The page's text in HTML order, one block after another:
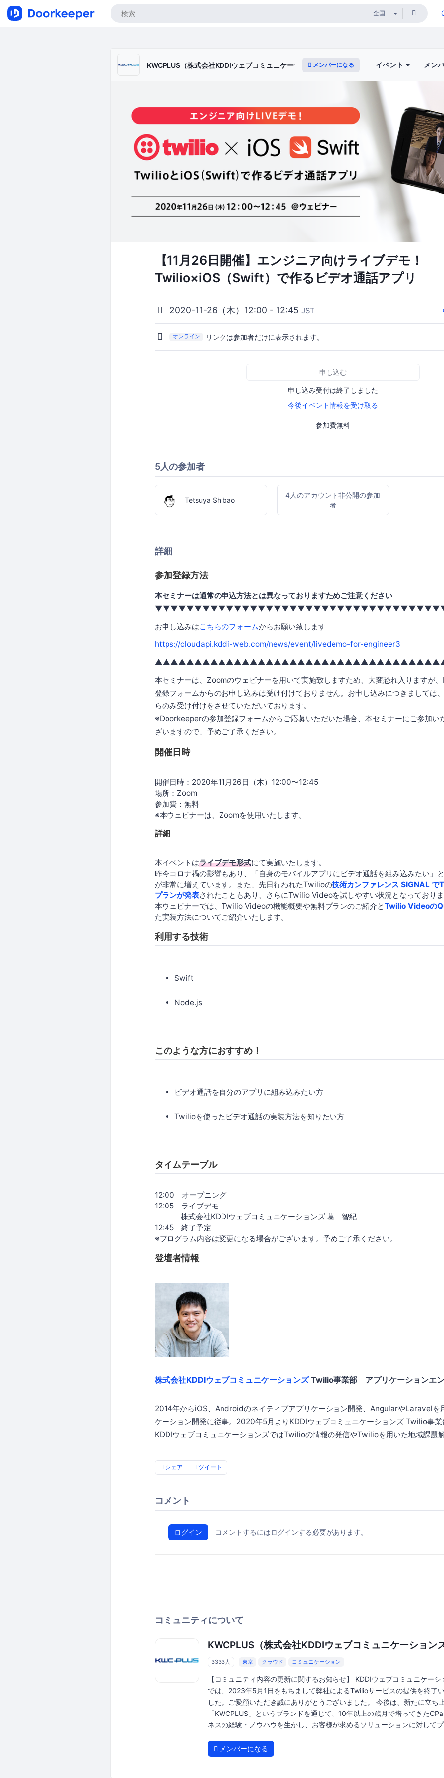
KWCPLUS（株式会社KDDIウェブコミュニケーションズ）メンバーになる イベント メン
【11月26日開催】エンジニア向けライブデモ！
Twilio×iOS（Swift）で作るビデオ通話アプリ
2020-11-26（木）12:00 - 12:45 JST
オンライン リンクは参加者だけに表示されます。
申し込む
申し込み受付は終了しました
今後イベント情報を受け取る
参加費無料
5人の参加者
Tetsuya Shibao
4人のアカウント非公開の参加
者
詳細
参加登録方法
本セミナーは通常の申込方法とは異なっておりますためご注意ください
お申し込みはこちらのフォームからお願い致します
https://cloudapi.kddi-web.com/news/event/livedemo-for-engineer3
本セミナーは、Zoomのウェビナーを用いて実施致しますため、大変恐れ入りますが
登録フォームからのお申し込みは受け付けておりません。お申し込みにつきましては、
らのみ受け付けをさせていただいております。
※Doorkeeperの参加登録フォームからご応募いただいた場合、本セミナーにご参加い
ざいますので、予めご了承ください。
開催日時
開催日時：2020年11月26日（木）12:00〜12:45
場所：Zoom
参加費：無料
※本ウェビナーは、Zoomを使用いたします。
詳細
本イベントはライブデモ形式にて実施いたします。
昨今コロナ禍の影響もあり、「自身のモバイルアプリにビデオ通話を組み込みたい」
が非常に増えています。また、先日行われたTwilioの技術カンファレンス SIGNAL
プランが発表されたこともあり、さらにTwilio Videoを試しやすい状況となっておりま
本ウェビナーでは、Twilio Videoの機能概要や無料プランのご紹介とTwilio Videoの
た実装方法についてご紹介いたします。
利用する技術
Swift
Node.js
このような方におすすめ！
ビデオ通話を自分のアプリに組み込みたい方
Twilioを使ったビデオ通話の実装方法を知りたい方
タイムテーブル
12:00 オープニング
12:05 ライブデモ
株式会社KDDIウェブコミュニケーションズ 葛 智紀
12:45 終了予定
※プログラム内容は変更になる場合がございます。予めご了承ください。
登壇者情報
株式会社KDDIウェブコミュニケーションズTwilio事業部 アプリケーションエ
2014年からiOS、Androidのネイティブアプリケーション開発、AngularやLaravelを
ケーション開発に従事。2020年5月よりKDDIウェブコミュニケーションズ Twilio事業
KDDIウェブコミュニケーションズではTwilioの情報の発信やTwilioを用いた地域課題解
シェア ツイート
コメント
ログイン コメントするにはログインする必要があります。
コミュニティについて
KWCPLUS（株式会社KDDIウェブコミュニケーションズ
3333人 東京 クラウド コミュニケーション
【コミュニティ内容の更新に関するお知らせ】 KDDIウェブコミュニケーシ
では、2023年5月1日をもちまして弊社によるTwilioサービスの提供を終了
した。ご愛顧いただき誠にありがとうございました。 今後は、新たに立ち
「KWCPLUS」というブランドを通じて、10年以上の歳月で培ってきた
ネスの経験・ノウハウを生かし、お客様が求めるソリューションに対して
メンバーになる